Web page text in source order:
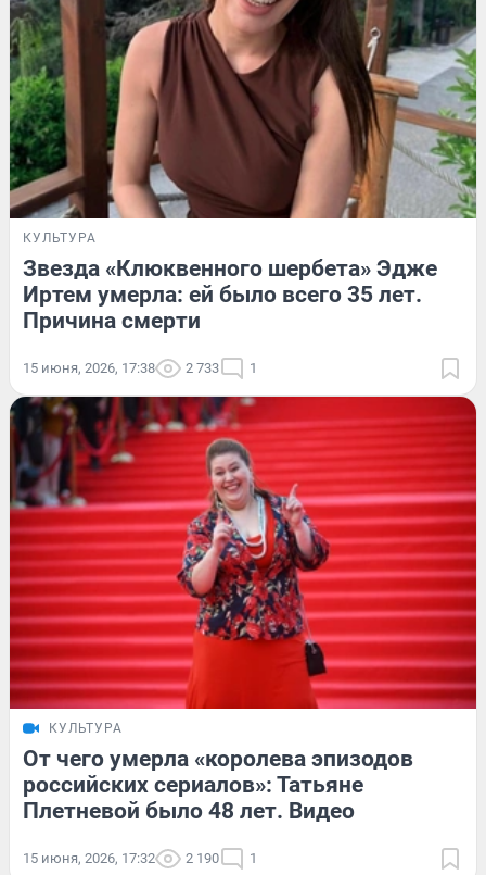
КУЛЬТУРА
Звезда «Клюквенного шербета» Эдже
Иртем умерла: ей было всего 35 лет.
Причина смерти
15 июня, 2026, 17:38 2 733 1
КУЛЬТУРА
От чего умерла «королева эпизодов
российских сериалов»: Татьяне
Плетневой было 48 лет. Видео
15 июня, 2026, 17:32 2 190 1